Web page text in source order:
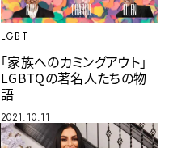
LGBT
「家族へのカミングアウト」
LGBTQの著名人たちの物
語
2021.10.11